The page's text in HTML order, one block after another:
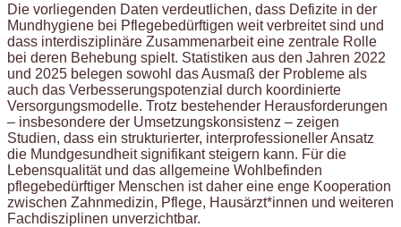
Die vorliegenden Daten verdeutlichen, dass Defizite in der
Mundhygiene bei Pflegebedürftigen weit verbreitet sind und
dass interdisziplinäre Zusammenarbeit eine zentrale Rolle
bei deren Behebung spielt. Statistiken aus den Jahren 2022
und 2025 belegen sowohl das Ausmaß der Probleme als
auch das Verbesserungspotenzial durch koordinierte
Versorgungsmodelle. Trotz bestehender Herausforderungen
– insbesondere der Umsetzungskonsistenz – zeigen
Studien, dass ein strukturierter, interprofessioneller Ansatz
die Mundgesundheit signifikant steigern kann. Für die
Lebensqualität und das allgemeine Wohlbefinden
pflegebedürftiger Menschen ist daher eine enge Kooperation
zwischen Zahnmedizin, Pflege, Hausärzt*innen und weiteren
Fachdisziplinen unverzichtbar.